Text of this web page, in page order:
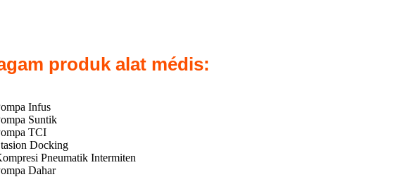
produk alat médis:
Infus
Suntik
TCI
Docking
Pneumatik Intermiten
Dahar